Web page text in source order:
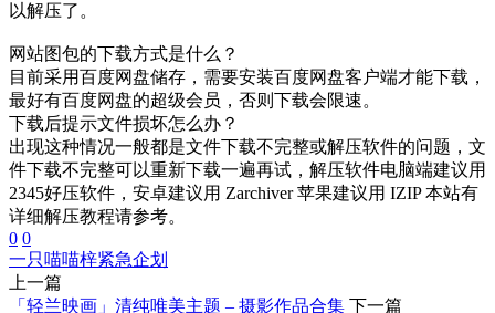
以解压了。
网站图包的下载方式是什么？
目前采用百度网盘储存，需要安装百度网盘客户端才能下载，
最好有百度网盘的超级会员，否则下载会限速。
下载后提示文件损坏怎么办？
出现这种情况一般都是文件下载不完整或解压软件的问题，文
件下载不完整可以重新下载一遍再试，解压软件电脑端建议用
2345好压软件，安卓建议用 Zarchiver 苹果建议用 IZIP 本站有
详细解压教程请参考。
0 0
一只喵喵梓紧急企划
上一篇
「轻兰映画」清纯唯美主题 – 摄影作品合集 下一篇